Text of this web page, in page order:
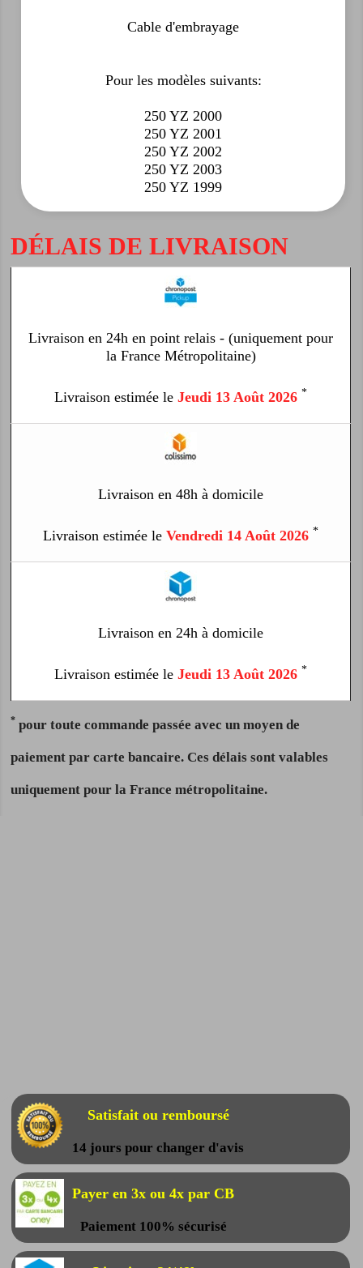
Cable d'embrayage
Pour les modèles suivants:
250 YZ 2000
250 YZ 2001
250 YZ 2002
250 YZ 2003
250 YZ 1999
DÉLAIS DE LIVRAISON
Livraison en 24h en point relais - (uniquement pour
la France Métropolitaine)
Livraison estimée le Jeudi 13 Août 2026 *
Livraison en 48h à domicile
Livraison estimée le Vendredi 14 Août 2026 *
Livraison en 24h à domicile
Livraison estimée le Jeudi 13 Août 2026 *
* pour toute commande passée avec un moyen de
paiement par carte bancaire. Ces délais sont valables
uniquement pour la France métropolitaine.
Satisfait ou remboursé
14 jours pour changer d'avis
Payer en 3x ou 4x par CB
Paiement 100% sécurisé